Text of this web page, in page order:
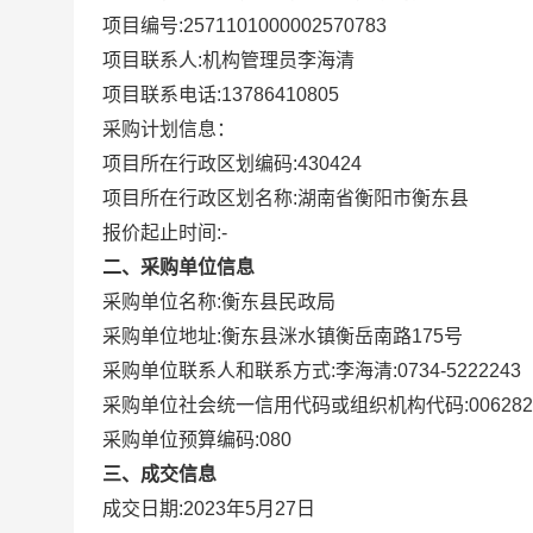
项目编号:2571101000002570783
项目联系人:机构管理员李海清
项目联系电话:13786410805
采购计划信息：
项目所在行政区划编码:430424
项目所在行政区划名称:湖南省衡阳市衡东县
报价起止时间:-
二、采购单位信息
采购单位名称:衡东县民政局
采购单位地址:衡东县洣水镇衡岳南路175号
采购单位联系人和联系方式:李海清:0734-5222243
采购单位社会统一信用代码或组织机构代码:
采购单位预算编码:080
三、成交信息
成交日期:2023年5月27日